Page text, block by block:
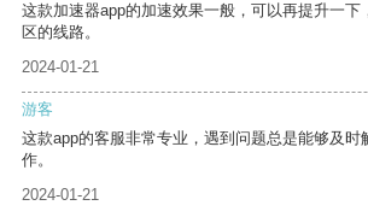
这款加速器app的加速效果一般，可以再提升一下
区的线路。
2024-01-21
游客
这款app的客服非常专业，遇到问题总是能够及时
作。
2024-01-21